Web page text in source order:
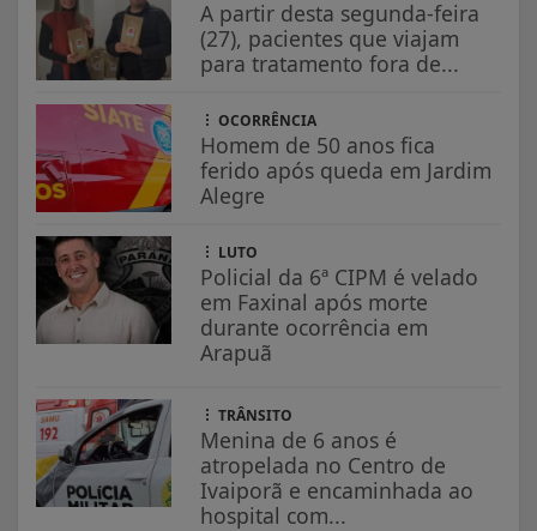
A partir desta segunda-feira
(27), pacientes que viajam
para tratamento fora de...
OCORRÊNCIA
Homem de 50 anos fica
ferido após queda em Jardim
Alegre
LUTO
Policial da 6ª CIPM é velado
em Faxinal após morte
durante ocorrência em
Arapuã
TRÂNSITO
Menina de 6 anos é
atropelada no Centro de
Ivaiporã e encaminhada ao
hospital com...